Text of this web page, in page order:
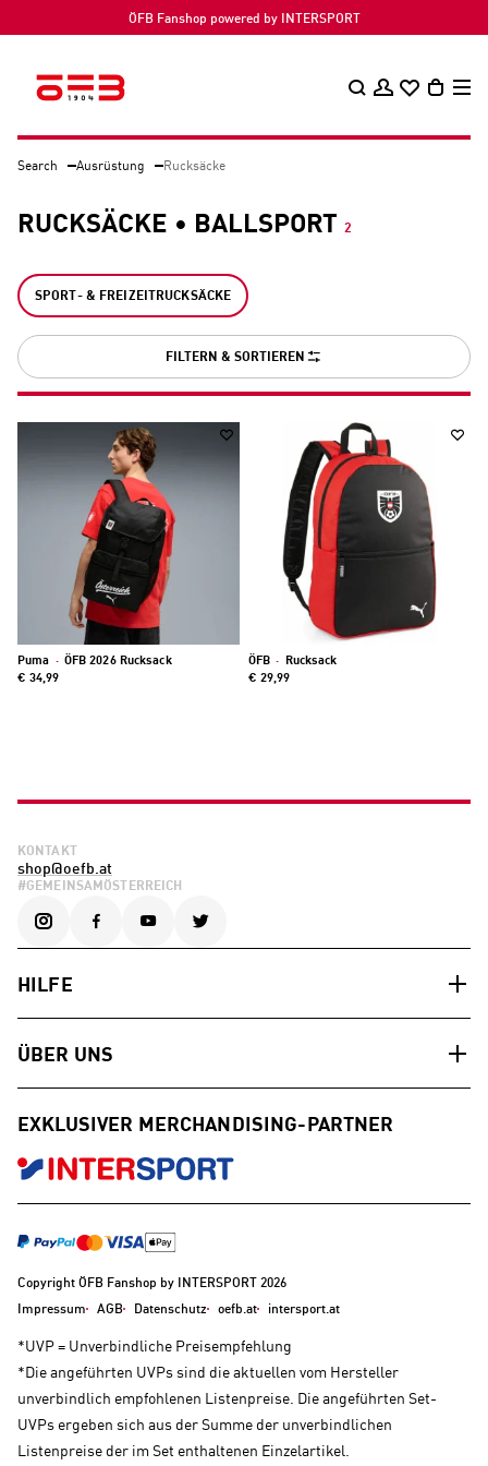
ÖFB Fanshop powered by INTERSPORT
Search Ausrüstung Rucksäcke
RUCKSÄCKE • BALLSPORT 2
SPORT- & FREIZEITRUCKSÄCKE
FILTERN & SORTIEREN
Puma · ÖFB 2026 Rucksack
€ 34,99
ÖFB · Rucksack
€ 29,99
KONTAKT
shop@oefb.at
#GEMEINSAMÖSTERREICH
HILFE
ÜBER UNS
EXKLUSIVER MERCHANDISING-PARTNER
Copyright ÖFB Fanshop by INTERSPORT 2026
Impressum
AGB Datenschutz oefb.at intersport.at
*UVP = Unverbindliche Preisempfehlung
*Die angeführten UVPs sind die aktuellen vom Hersteller
unverbindlich empfohlenen Listenpreise. Die angeführten Set-
UVPs ergeben sich aus der Summe der unverbindlichen
Listenpreise der im Set enthaltenen Einzelartikel.